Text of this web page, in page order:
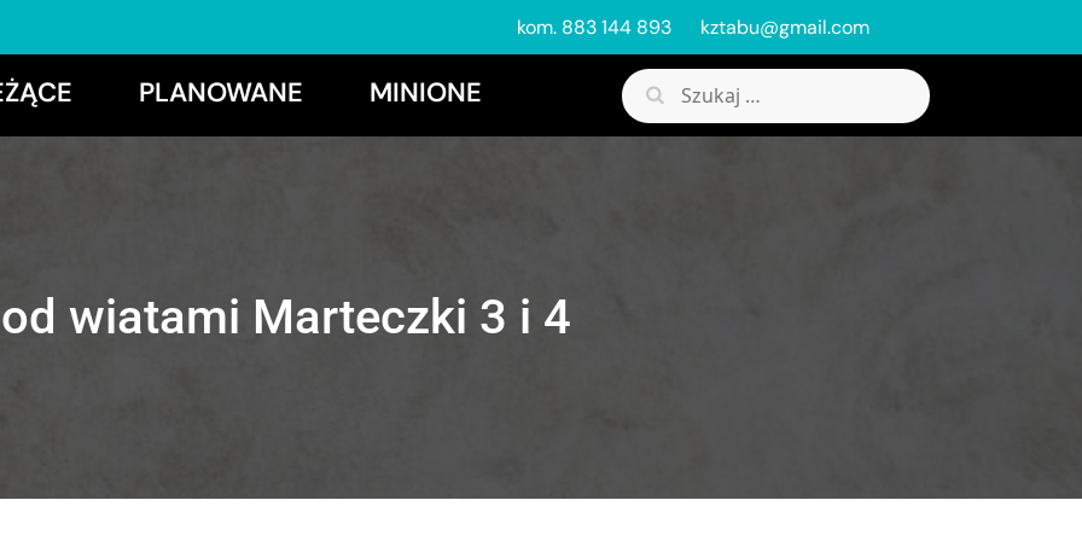
kom. 883 144 893 kztabu@gmail.com
PLANOWANE MINIONE Szukaj:
wiatami Marteczki 3 i 4